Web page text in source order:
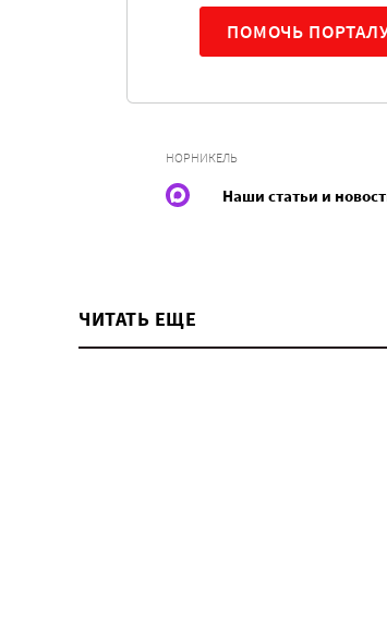
ПОМОЧЬ
НОРНИКЕЛЬ
Наши статьи и
ЧИТАТЬ ЕЩЕ